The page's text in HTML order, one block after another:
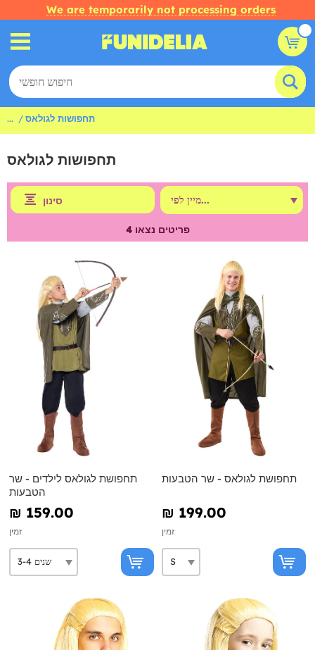
We are temporarily not processing orders
... תחפושות לגולאס
תחפושות לגולאס
סינון
4 פריטים נצאו
תחפושת לגולאס לילדים - שר
הטבעות
₪‎ 159.00
זמין
תחפושת לגולאס - שר הטבעות
₪‎ 199.00
זמין